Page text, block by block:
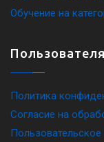
Обучение на
Политика
Согласие на